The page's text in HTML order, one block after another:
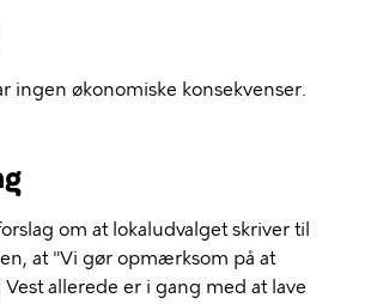
ingen økonomiske konsekvenser.
om at lokaludvalget skriver til
at "Vi gør opmærksom på at
allerede er i gang med at lave